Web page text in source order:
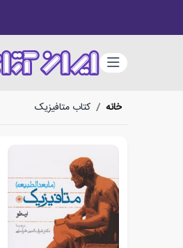
دسته‌بندی
خانه / کتاب متافیزیک